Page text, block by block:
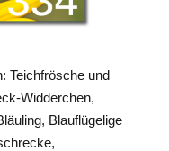
Teichfrösche und
Widderchen,
Blauflügelige